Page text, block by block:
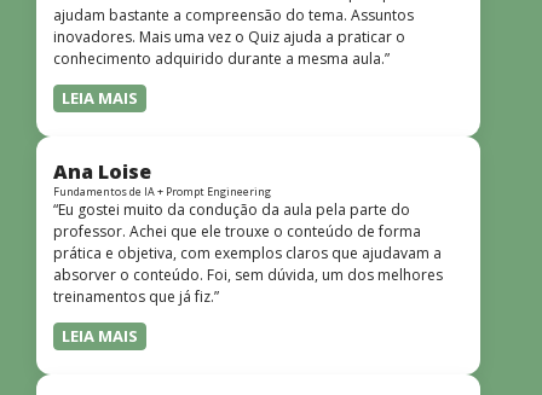
ajudam bastante a compreensão do tema. Assuntos
inovadores. Mais uma vez o Quiz ajuda a praticar o
conhecimento adquirido durante a mesma aula.”
LEIA MAIS
Ana Loise
Fundamentos de IA + Prompt Engineering
“Eu gostei muito da condução da aula pela parte do
professor. Achei que ele trouxe o conteúdo de forma
prática e objetiva, com exemplos claros que ajudavam a
absorver o conteúdo. Foi, sem dúvida, um dos melhores
treinamentos que já fiz.”
LEIA MAIS